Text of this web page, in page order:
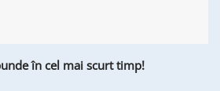
în cel mai scurt timp!